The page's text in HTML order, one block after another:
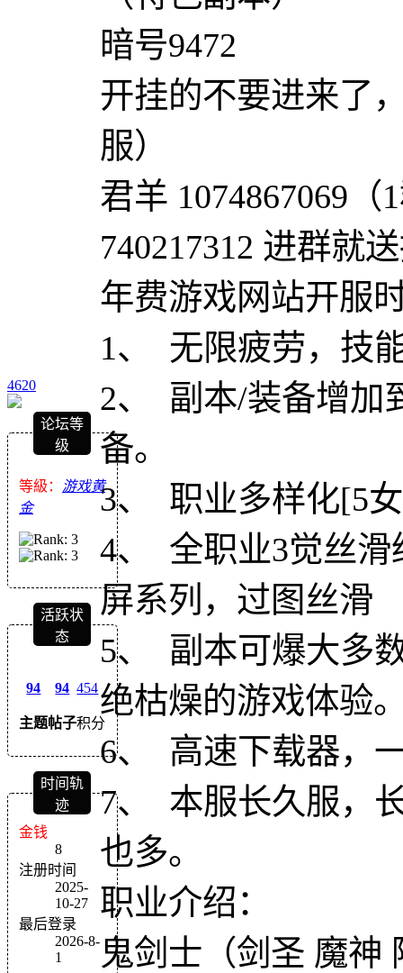
4620
论坛等
级
等級： 游戏黄
金
活跃状
态
94
主题
94
帖子
454
积分
时间轨
迹
金钱
8
注册时间
2025-
10-27
最后登录
2026-8-
1
暗号9472
开挂的不要进来了
服）
君羊 1074867069
740217312 进群就
年费游戏网站开服
1、 无限疲劳，技
2、 副本/装备增加
备。
3、 职业多样化[5
4、 全职业3觉丝滑
屏系列，过图丝滑
5、 副本可爆大多
绝枯燥的游戏体验
6、 高速下载器，
7、 本服长久服，
也多。
职业介绍：
鬼剑士（剑圣 魔神